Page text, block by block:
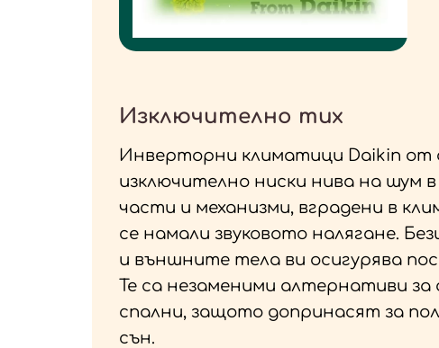
Изключително тих
Инверторни климатици Daikin от
изключително ниски нива на шум
части и механизми, вградени в
се намали звуковото налягане.
и външните тела ви осигурява
Те са незаменими алтернативи
спални, защото допринасят за
сън.